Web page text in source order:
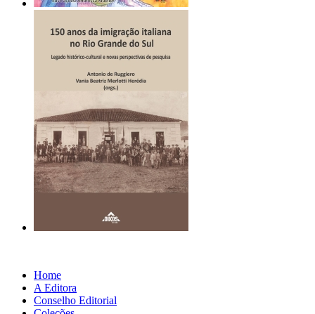
Home
A Editora
Conselho Editorial